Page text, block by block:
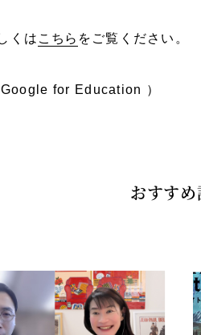
くは こちら をご覧ください。
for Education ）
おすす